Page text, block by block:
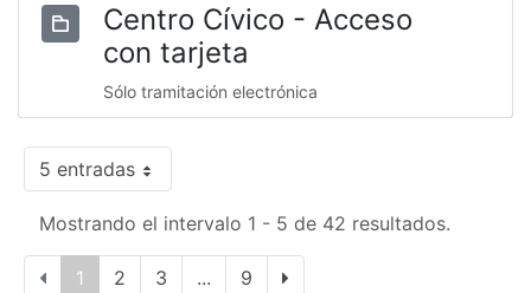
Centro Cívico - Acceso
con tarjeta
Sólo tramitación electrónica
5 entradas
Mostrando el intervalo 1 - 5 de 42 resultados.
1 2 3 ... 9